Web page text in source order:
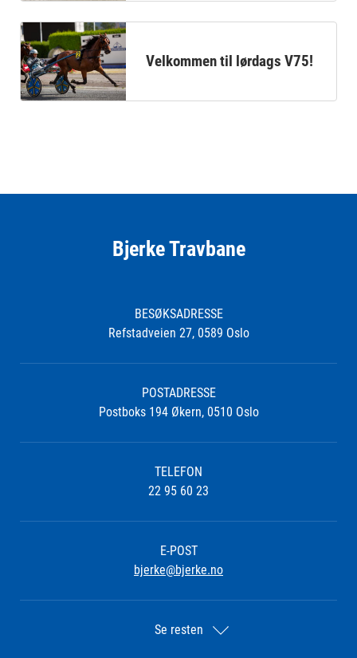
Velkommen til lørdags V75!
Bjerke Travbane
BESØKSADRESSE
Refstadveien 27, 0589 Oslo
POSTADRESSE
Postboks 194 Økern, 0510 Oslo
TELEFON
22 95 60 23
E-POST
bjerke@bjerke.no
Se resten